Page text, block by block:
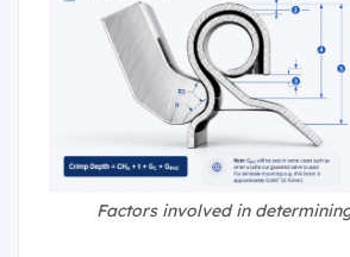
Factors involved in